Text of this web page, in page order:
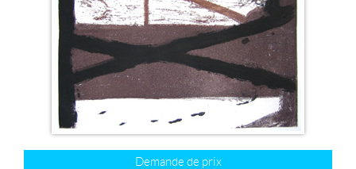
Demande de prix